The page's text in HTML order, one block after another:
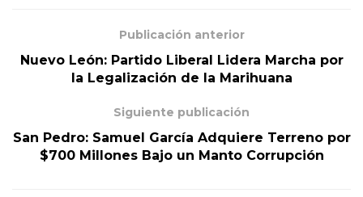
Publicación anterior
Nuevo León: Partido Liberal Lidera Marcha por
la Legalización de la Marihuana
Siguiente publicación
San Pedro: Samuel García Adquiere Terreno por
$700 Millones Bajo un Manto Corrupción